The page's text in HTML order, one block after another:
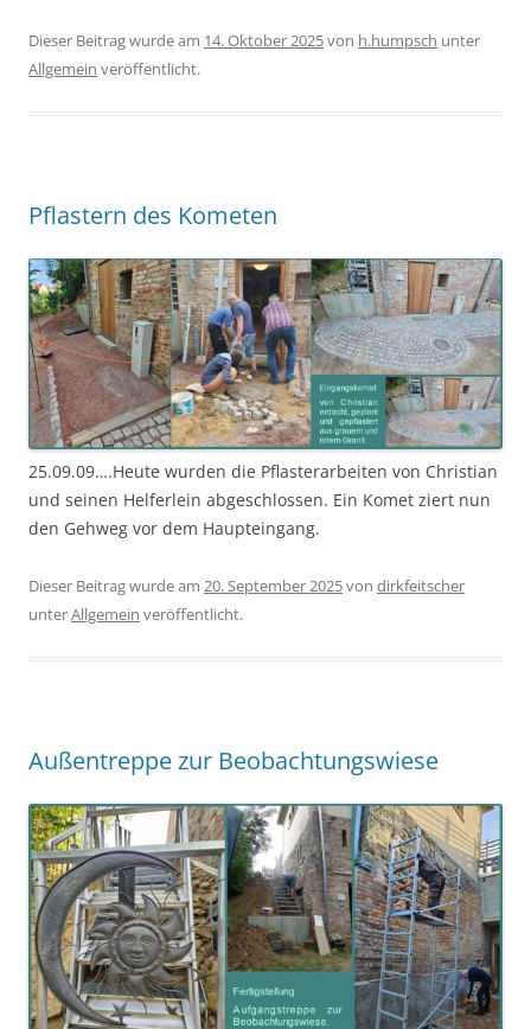
Dieser Beitrag wurde am 14. Oktober 2025von h.humpsch unter
Allgemein veröffentlicht.
Pflastern des Kometen
25.09.09….Heute wurden die Pflasterarbeiten von Christian
und seinen Helferlein abgeschlossen. Ein Komet ziert nun
den Gehweg vor dem Haupteingang.
Dieser Beitrag wurde am 20. September 2025von dirkfeitscher
unterAllgemein veröffentlicht.
Außentreppe zur Beobachtungswiese